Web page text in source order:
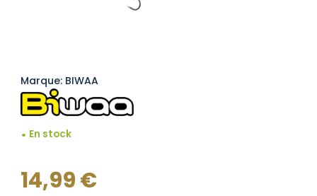
Marque: BIWAA
En stock
14,99€